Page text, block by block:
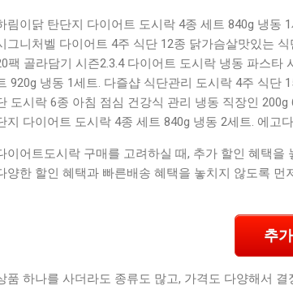
림이닭 탄단지 다이어트 도시락 4종 세트 840g 냉동
그니처벨 다이어트 4주 식단 12종 닭가슴살맛있는
팩 골라담기 시즌2.3.4 다이어트 도시락 냉동 파스타
920g 냉동 1세트. 다즐샵 식단관리 도시락 4주 식단
도시락 6종 아침 점심 건강식 관리 냉동 직장인
지 다이어트 도시락 4종 세트 840g 냉동 2세트. 에고
이어트도시락 구매를 고려하실 때, 추가 할인 혜택을
양한 할인 혜택과 빠른배송 혜택을 놓치지 않도록 먼
추
품 하나를 사더라도 종류도 많고, 가격도 다양해서